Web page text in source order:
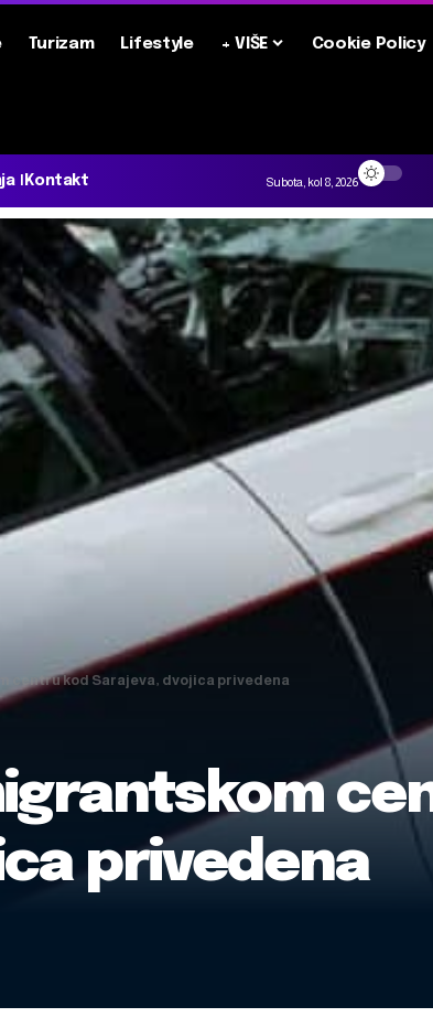
Turizam Lifestyle + VIŠE Cookie Policy
Kontakt Subota, kol 8, 2026
centru kod Sarajeva, dvojica privedena
privedena